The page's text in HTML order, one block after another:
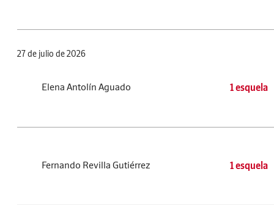
27 de julio de 2026
Elena Antolín Aguado 1 esquela
Fernando Revilla Gutiérrez 1 esquela